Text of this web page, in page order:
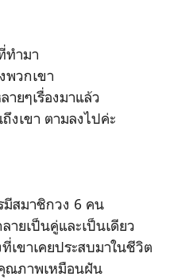
ทำมา
วกเขา
ยๆเรื่องมาแล้ว
งเขา ตามลงไปค่ะ
มีสมาชิกวง 6 คน
ยเป็นคู่และเป็นเดียว
เขาเคยประสบมาในชีวิต
คุณภาพเหมือนฝัน